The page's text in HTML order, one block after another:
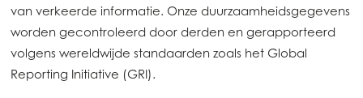
Europe
Mowi Belgium (FR)
Mowi Belgium (NL)
van verkeerde informatie. Onze duurzaamheidsgegevens
worden gecontroleerd door derden en gerapporteerd
volgens wereldwijde standaarden zoals het Global
Reporting Initiative (GRI).